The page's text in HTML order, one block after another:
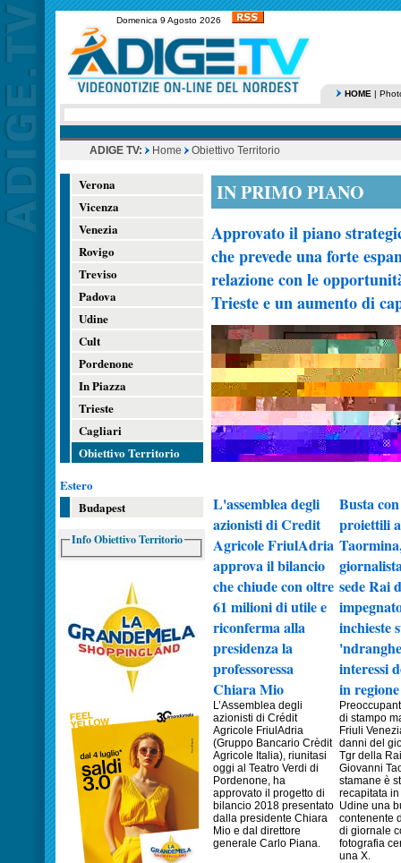
Domenica 9 Agosto 2026
HOME |
ADIGE TV: Home Obiettivo Territorio
Verona
Vicenza
Venezia
Rovigo
Treviso
Padova
Udine
Cult
Pordenone
In Piazza
Trieste
Cagliari
Obiettivo Territorio
Estero
Budapest
Info Obiettivo Territorio
IN PRIMO PIANO
Approvato il piano
che prevede una forte
relazione con le
Trieste e un aumento di
L'assemblea degli
azionisti di Credit
Agricole FriulAdria
approva il bilancio
che chiude con oltre
61 milioni di utile e
riconferma alla
presidenza la
professoressa
Chiara Mio
L’Assemblea degli
azionisti di Crédit
Agricole FriulAdria
(Gruppo Bancario Crèdit
Agricole Italia), riunitasi
oggi al Teatro Verdi di
Pordenone, ha
approvato il progetto di
bilancio 2018 presentato
dalla presidente Chiara
Mio e dal direttore
generale Carlo Piana.
Busta
proiettili
sede Rai
inchieste
interessi
in regione
di stampo
Friuli
danni del
Tgr della
Giovanni
stamane è
recapitata
Udine una
contenente
di giornale
fotografia
una X.